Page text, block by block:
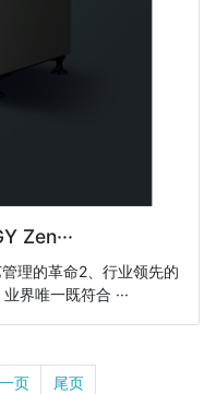
Zen···
理的革命2、行业领先的
界唯一既符合 ···
页 尾页